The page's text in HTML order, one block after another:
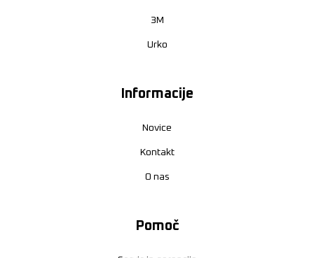
3M
Urko
Informacije
Novice
Kontakt
O nas
Pomoč